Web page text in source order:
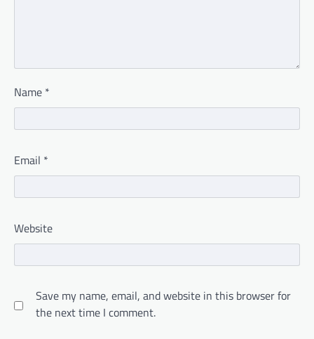
Name *
Email *
Website
Save my name, email, and website in this browser for
the next time I comment.